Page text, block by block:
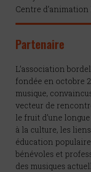
Centre
Partenaire
L’association
fondée en octobre
musique,
vecteur de
le fruit d’une
à la culture, les
éducation
bénévoles et
des musiques